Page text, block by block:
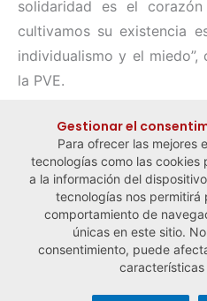
solidaridad es el
cultivamos su existencia
individualismo y el
la PVE.
← Noticia anterior
Gestionar el
Para ofrecer las mejores
tecnologías como las cookies
a la información del
tecnologías nos permitirá
comportamiento de
únicas en este sitio.
consentimiento, puede